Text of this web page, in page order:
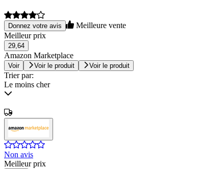
Donnez votre avis
Meilleure vente
Meilleur prix
29,64
Amazon Marketplace
Voir Voir le produit Voir le produit
Trier par:
Le moins cher
Non avis
Meilleur prix